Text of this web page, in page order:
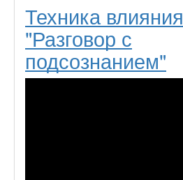
Техника влияния
"Разговор с
подсознанием"